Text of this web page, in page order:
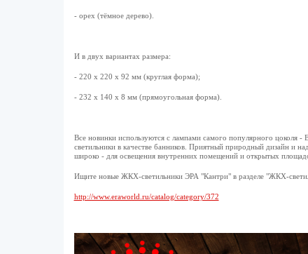
- орех (тёмное дерево).
И в двух вариантах размера:
- 220 х 220 х 92 мм (круглая форма);
- 232 х 140 х 8 мм (прямоугольная форма).
Все новинки используются с лампами самого популярного цоколя
светильники в качестве банников. Приятный природный дизайн и
широко - для освещения внутренних помещений и открытых
Ищите новые ЖКХ-светильники ЭРА "Кантри" в разделе "ЖКХ-
http://www.eraworld.ru/catalog/category/372